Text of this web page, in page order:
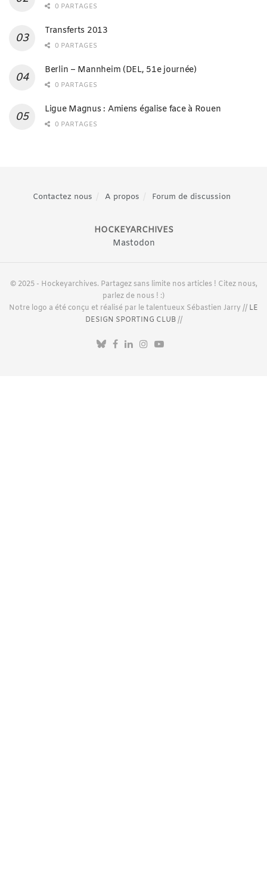
0 PARTAGES
Transferts 2013
0 PARTAGES
Berlin – Mannheim (DEL, 51e journée)
0 PARTAGES
Ligue Magnus : Amiens égalise face à Rouen
0 PARTAGES
Contactez nous A propos Forum de discussion
HOCKEYARCHIVES
Mastodon
© 2025 - Hockeyarchives. Partagez sans limite nos articles ! Citez nous,
parlez de nous ! :)
Notre logo a été conçu et réalisé par le talentueux Sébastien Jarry // LE
DESIGN SPORTING CLUB//